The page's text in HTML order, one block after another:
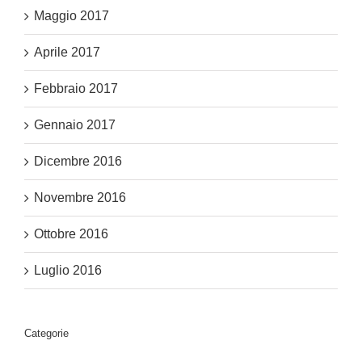
Maggio 2017
Aprile 2017
Febbraio 2017
Gennaio 2017
Dicembre 2016
Novembre 2016
Ottobre 2016
Luglio 2016
Categorie